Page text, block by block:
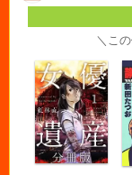
＼こ